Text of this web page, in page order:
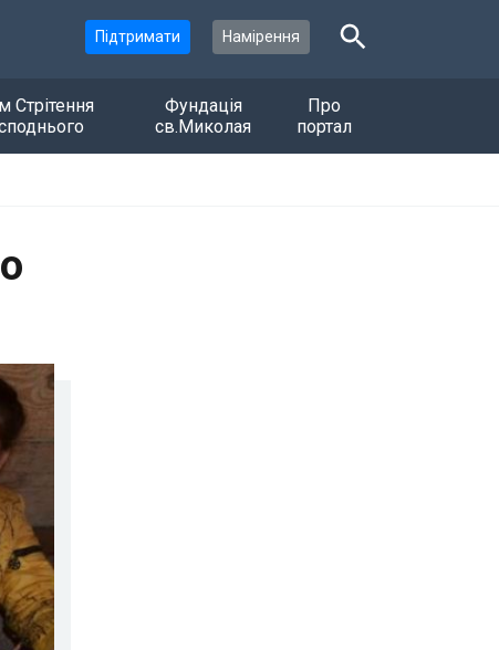
Підтримати Намірення
Стрітення
Фундація
св.Миколая
Про
портал